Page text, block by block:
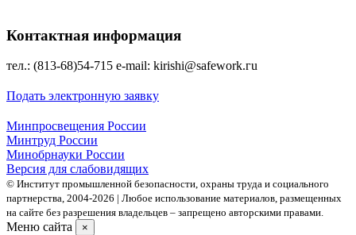
Контактная информация
тел.: (813-68)54-715 е-mаil: kirishi@safework.гu
Подать электронную заявку
Минпросвещения России
Минтруд России
Минобрнауки России
Версия для слабовидящих
© Институт промышленной безопасности, охраны труда и социального
партнерства, 2004- 2026 | Любое использование материалов, размещенных
на сайте без разрешения владельцев – запрещено авторскими правами.
Меню сайта ×